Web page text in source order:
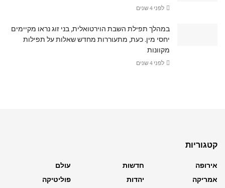
לפני 4 שנים
במהלך תפילת השבת הוירטואלית, בני זוג נראו מקיימים
יחסי מין. כעת, מתעוררות מחדש שאלות על תפילות
מקוונות
לפני 4 שנים
קטגוריות
אירופה
אמריקה
חדשות
יהדות
עולם
פוליטיקה